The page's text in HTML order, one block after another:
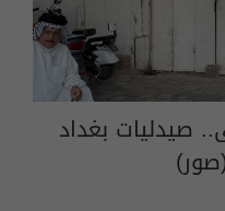
صيدليات بغداد